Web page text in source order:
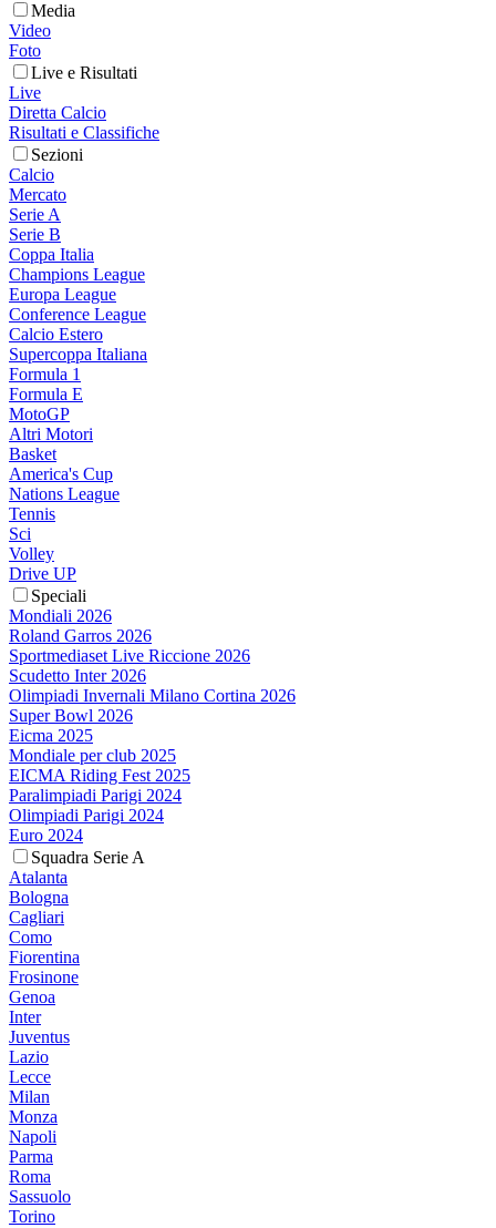
Media
Video
Foto
Live e Risultati
Live
Diretta Calcio
Risultati e Classifiche
Sezioni
Calcio
Mercato
Serie A
Serie B
Coppa Italia
Champions League
Europa League
Conference League
Calcio Estero
Supercoppa Italiana
Formula 1
Formula E
MotoGP
Altri Motori
Basket
America's Cup
Nations League
Tennis
Sci
Volley
Drive UP
Speciali
Mondiali 2026
Roland Garros 2026
Sportmediaset Live Riccione 2026
Scudetto Inter 2026
Olimpiadi Invernali Milano Cortina 2026
Super Bowl 2026
Eicma 2025
Mondiale per club 2025
EICMA Riding Fest 2025
Paralimpiadi Parigi 2024
Olimpiadi Parigi 2024
Euro 2024
Squadra Serie A
Atalanta
Bologna
Cagliari
Como
Fiorentina
Frosinone
Genoa
Inter
Juventus
Lazio
Lecce
Milan
Monza
Napoli
Parma
Roma
Sassuolo
Torino